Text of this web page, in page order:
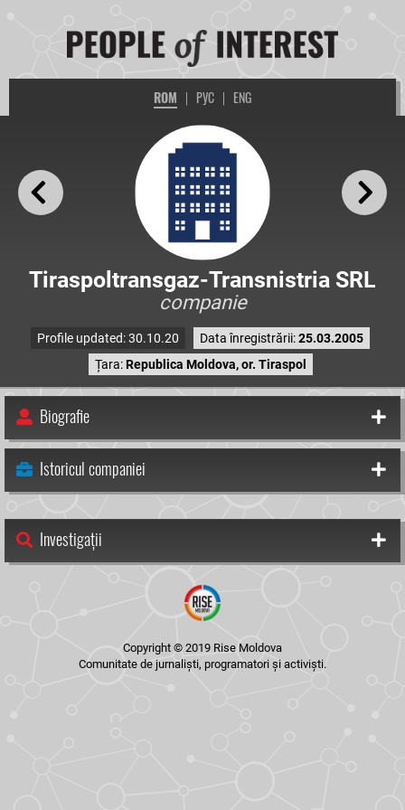
ROM | РУС | ENG
Tiraspoltransgaz-Transnistria SRL
companie
Profile updated: 30.10.20 Data înregistrării:25.03.2005
Țara:Republica Moldova, or. Tiraspol
Biografie
Istoricul companiei
Investigații
Copyright © 2019 Rise Moldova
Comunitate de jurnaliști, programatori și activiști.